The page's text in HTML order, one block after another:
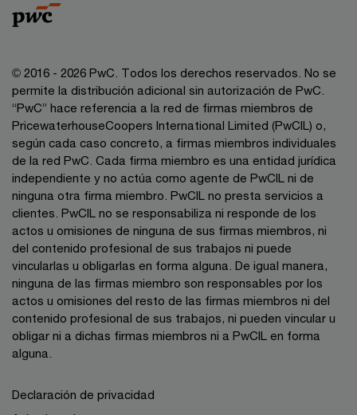
© 2016 - 2026 PwC. Todos los derechos reservados. No se
permite la distribución adicional sin autorización de PwC.
“PwC” hace referencia a la red de firmas miembros de
PricewaterhouseCoopers International Limited (PwCIL) o,
según cada caso concreto, a firmas miembros individuales
de la red PwC. Cada firma miembro es una entidad jurídica
independiente y no actúa como agente de PwCIL ni de
ninguna otra firma miembro. PwCIL no presta servicios a
clientes. PwCIL no se responsabiliza ni responde de los
actos u omisiones de ninguna de sus firmas miembros, ni
del contenido profesional de sus trabajos ni puede
vincularlas u obligarlas en forma alguna. De igual manera,
ninguna de las firmas miembro son responsables por los
actos u omisiones del resto de las firmas miembros ni del
contenido profesional de sus trabajos, ni pueden vincular u
obligar ni a dichas firmas miembros ni a PwCIL en forma
alguna.
Declaración de privacidad